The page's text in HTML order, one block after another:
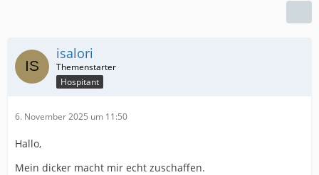
isalori
Hospitant
6. November 2025 um 11:50
Hallo,
Mein dicker macht mir echt zuschaffen.